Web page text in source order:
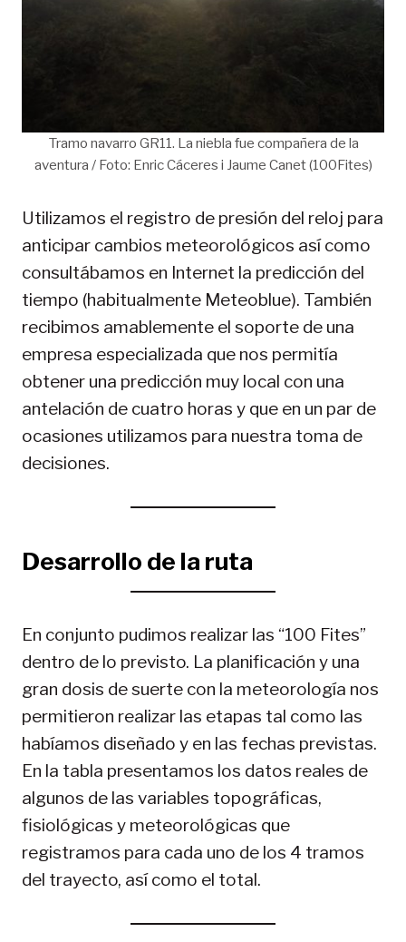
Tramo navarro GR11. La niebla fue compañera de la
aventura / Foto: Enric Cáceres i Jaume Canet (100Fites)
Utilizamos el registro de presión del reloj para
anticipar cambios meteorológicos así como
consultábamos en Internet la predicción del
tiempo (habitualmente Meteoblue). También
recibimos amablemente el soporte de una
empresa especializada que nos permitía
obtener una predicción muy local con una
antelación de cuatro horas y que en un par de
ocasiones utilizamos para nuestra toma de
decisiones.
Desarrollo de la ruta
En conjunto pudimos realizar las “100 Fites”
dentro de lo previsto. La planificación y una
gran dosis de suerte con la meteorología nos
permitieron realizar las etapas tal como las
habíamos diseñado y en las fechas previstas.
En la tabla presentamos los datos reales de
algunos de las variables topográficas,
fisiológicas y meteorológicas que
registramos para cada uno de los 4 tramos
del trayecto, así como el total.